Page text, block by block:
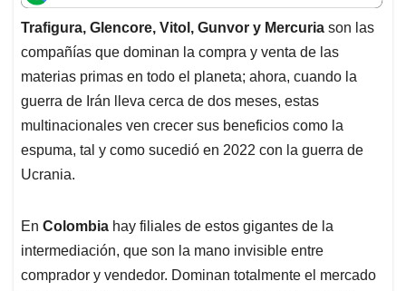
t
s
A
p
p
e
b
o
o
k
k
e
d
I
n
i
l
e
a
d
s
Trafigura, Glencore, Vitol, Gunvor y Mercuria son las
compañías que dominan la compra y venta de las
materias primas en todo el planeta; ahora, cuando la
guerra de Irán lleva cerca de dos meses, estas
multinacionales ven crecer sus beneficios como la
espuma, tal y como sucedió en 2022 con la guerra de
Ucrania.
En Colombia hay filiales de estos gigantes de la
intermediación, que son la mano invisible entre
comprador y vendedor. Dominan totalmente el mercado